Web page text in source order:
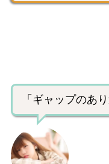
「ギャップのあ